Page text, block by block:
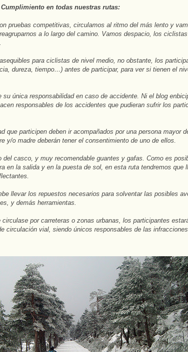
en todas nuestras rutas:
pruebas competitivas, circulamos al ritmo del más lento y
a lo largo del camino. Vamos despacio, los
para ciclistas de nivel medio, no obstante, los
dureza, tiempo…) antes de participar, para ver si tienen el
su única responsabilidad en caso de accidente. Ni el blog
responsables de los accidentes que pudieran sufrir los
que participen deben ir acompañados por una persona mayor
y/o madre deberán tener el consentimiento de uno de ellos.
del casco, y muy recomendable guantes y gafas. Como es
en la salida y en la puesta de sol, en esta ruta tendremos que
llevar los repuestos necesarios para solventar las posibles
y demás herramientas.
por carreteras o zonas urbanas, los participantes
circulación vial, siendo únicos responsables de las